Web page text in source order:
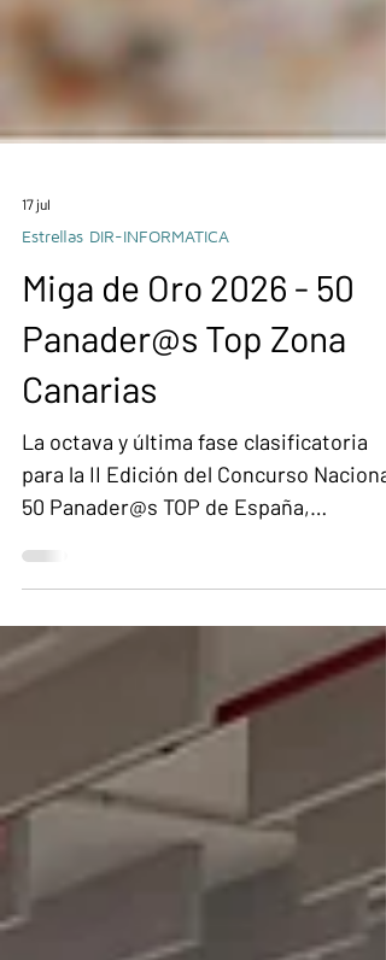
17 jul
Miga de Oro 2026 - 50
Panader@s Top Zona
Canarias
La octava y última fase clasificatoria
para la II Edición del Concurso Nacional
organizada por Panatics y Pan de
Convento de Santo Domingo, en La